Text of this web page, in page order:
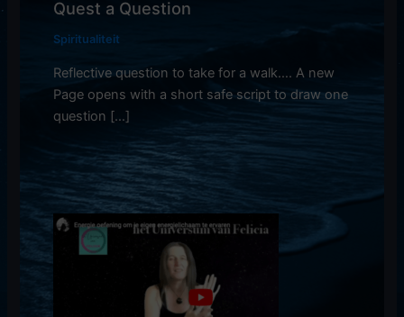
Quest a Question
Spiritualiteit
Reflective question to take for a walk…. A new
Page opens with a short safe script to draw one
question […]